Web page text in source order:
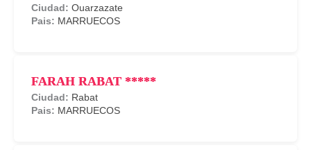
Ouarzazate
MARRUECOS
FARAH RABAT *****
Rabat
MARRUECOS